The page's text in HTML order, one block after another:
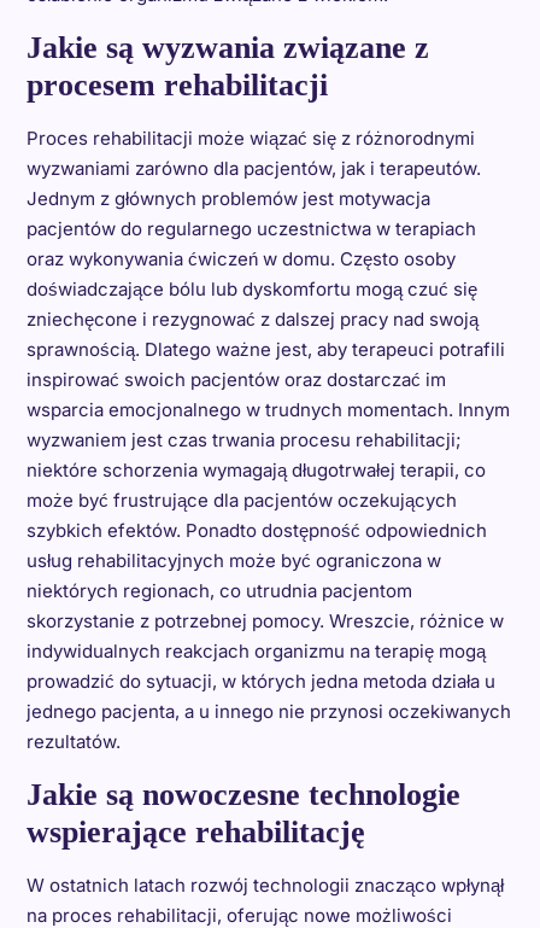
Jakie są wyzwania związane z
procesem rehabilitacji
Proces rehabilitacji może wiązać się z różnorodnymi
wyzwaniami zarówno dla pacjentów, jak i terapeutów.
Jednym z głównych problemów jest motywacja
pacjentów do regularnego uczestnictwa w terapiach
oraz wykonywania ćwiczeń w domu. Często osoby
doświadczające bólu lub dyskomfortu mogą czuć się
zniechęcone i rezygnować z dalszej pracy nad swoją
sprawnością. Dlatego ważne jest, aby terapeuci potrafili
inspirować swoich pacjentów oraz dostarczać im
wsparcia emocjonalnego w trudnych momentach. Innym
wyzwaniem jest czas trwania procesu rehabilitacji;
niektóre schorzenia wymagają długotrwałej terapii, co
może być frustrujące dla pacjentów oczekujących
szybkich efektów. Ponadto dostępność odpowiednich
usług rehabilitacyjnych może być ograniczona w
niektórych regionach, co utrudnia pacjentom
skorzystanie z potrzebnej pomocy. Wreszcie, różnice w
indywidualnych reakcjach organizmu na terapię mogą
prowadzić do sytuacji, w których jedna metoda działa u
jednego pacjenta, a u innego nie przynosi oczekiwanych
rezultatów.
Jakie są nowoczesne technologie
wspierające rehabilitację
W ostatnich latach rozwój technologii znacząco wpłynął
na proces rehabilitacji, oferując nowe możliwości